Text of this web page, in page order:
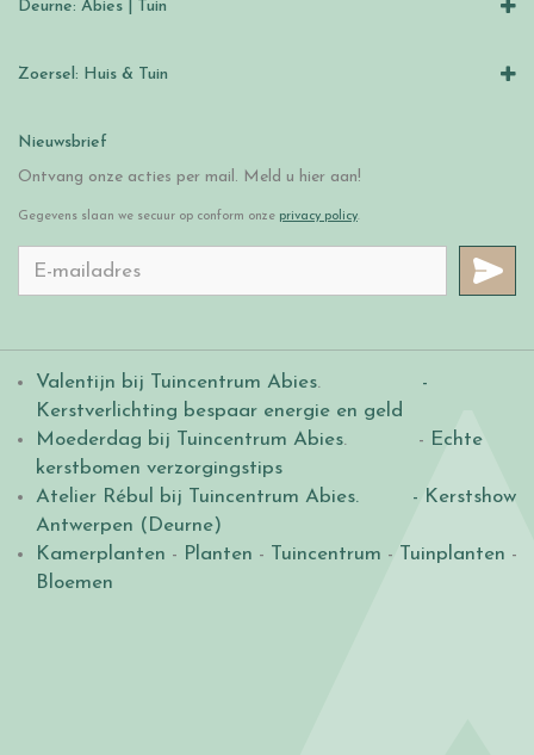
Deurne: Abies | Tuin
Zoersel: Huis & Tuin
Nieuwsbrief
Ontvang onze acties per mail. Meld u hier aan!
Gegevens slaan we secuur op conform onze privacy policy.
Valentijn bij Tuincentrum Abies.
-
Kerstverlichting bespaar energie en geld
Moederdag bij Tuincentrum Abies. - Echte
kerstbomen verzorgingstips
Atelier Rébul bij Tuincentrum Abies.
- Kerstshow
Antwerpen (Deurne)
Kamerplanten - Planten - Tuincentrum - Tuinplanten -
Bloemen